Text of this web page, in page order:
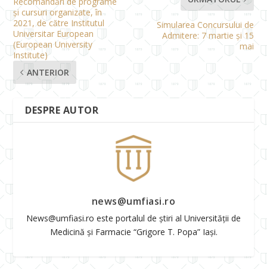
și cursuri organizate, în
2021, de către Institutul
Universitar European
(European University
Institute)
ANTERIOR
Simularea Concursului de
Admitere: 7 martie și 15
mai
DESPRE AUTOR
news@umfiasi.ro
News@umfiasi.ro este portalul de știri al Universității de
Medicină și Farmacie “Grigore T. Popa” Iași.